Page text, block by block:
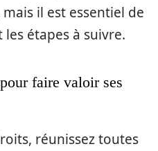
il est essentiel de
étapes à suivre.
faire valoir ses
réunissez toutes